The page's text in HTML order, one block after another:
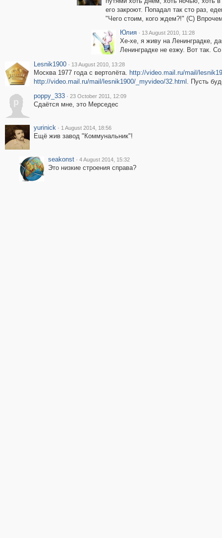
его закроют. Попадал так сто раз,
"Чего стоим, кого ждем?!" (С)
Юлия · 13 August 2010, 11:28
Хе-хе, я живу на Ленинградке,
Ленинградке не езжу. Вот так.
Lesnik1900 · 13 August 2010, 13:28
Москва 1977 года с вертолёта. http://video.mail.ru/mail/
http://video.mail.ru/mail/lesnik1900/_myvideo/32.html . Пусть
p
poppy_333 · 23 October 2011, 12:09
Сдаётся мне, это Мерседес
yurinick · 1 August 2014, 18:56
Ещё жив завод "Коммунальник"!
seakonst · 4 August 2014, 15:32
Это низкие строения справа?